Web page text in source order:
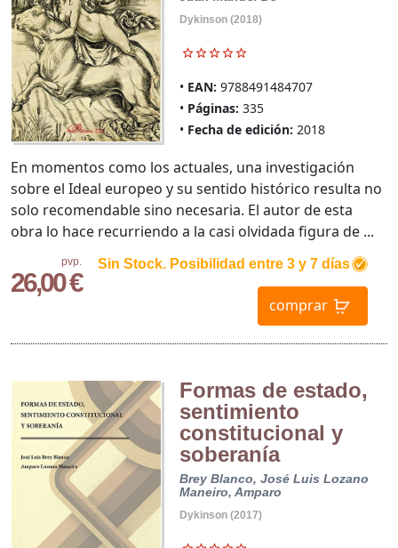
Dykinson (2018)
EAN: 9788491484707
Páginas: 335
Fecha de edición: 2018
pvp.
26,00 €
Sin Stock. Posibilidad entre 3 y 7 días
comprar
En momentos como los actuales, una investigación
sobre el Ideal europeo y su sentido histórico resulta no
solo recomendable sino necesaria. El autor de esta
obra lo hace recurriendo a la casi olvidada figura de ...
Formas de estado,
sentimiento
constitucional y
soberanía
Brey Blanco, José Luis Lozano
Maneiro, Amparo
Dykinson (2017)